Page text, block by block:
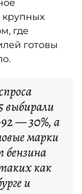
крупных
где
готовы
выбирали
— 30%, а
марки
бензина
как
и